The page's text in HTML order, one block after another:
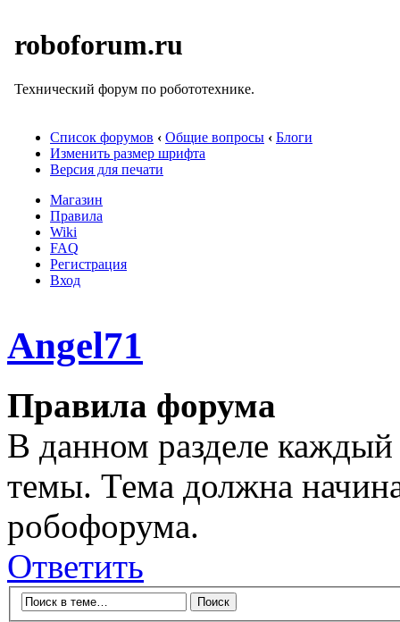
roboforum.ru
Технический форум по робототехнике.
Список форумов ‹ Общие вопросы ‹ Блоги
Изменить размер шрифта
Версия для печати
Магазин
Правила
Wiki
FAQ
Регистрация
Вход
Angel71
Правила форума
В данном разделе
темы. Тема должна
робофорума.
Ответить